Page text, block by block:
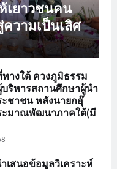
เยาวชนคน
วามเป็นเลิศ
างใต้ ควงภูมิธรรม
ริหารสถานศึกษาผู้นำ
ชาชน หลังนายกอุ๊
ะมาณพัฒนาภาคใต้(มี
เสนอข้อมูลวิเคราะห์